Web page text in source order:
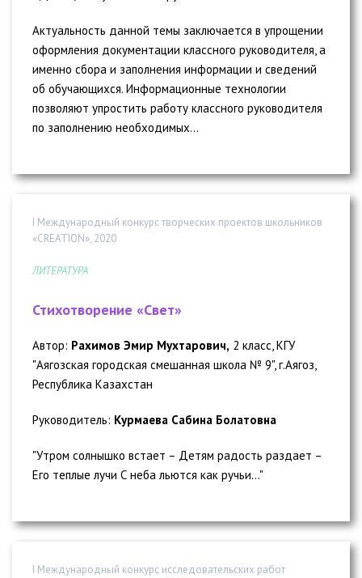
Актуальность данной темы заключается в упрощении
оформления документации классного руководителя, а
именно сбора и заполнения информации и сведений
об обучающихся. Информационные технологии
позволяют упростить работу классного руководителя
по заполнению необходимых...
I Международный конкурс творческих проектов школьников
«CREATION», 2020
ЛИТЕРАТУРА
Стихотворение «Свет»
Автор: Рахимов Эмир Мухтарович, 2 класс, КГУ
"Аягозская городская смешанная школа № 9", г.Аягоз,
Республика Казахстан
Руководитель: Курмаева Сабина Болатовна
"Утром солнышко встает – Детям радость раздает –
Его теплые лучи С неба льются как ручьи..."
I Международный конкурс исследовательских работ